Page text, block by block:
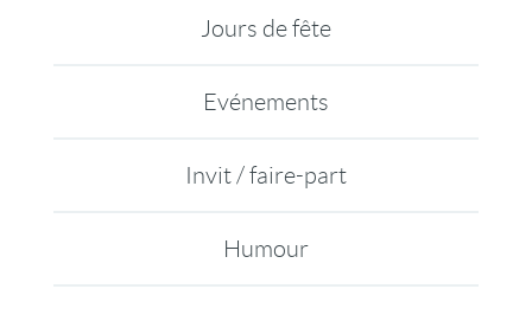
Jours de fête
Evénements
Invit / faire-part
Humour